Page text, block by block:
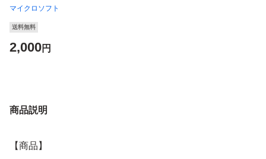
マイクロソフト
送料無料
2,000円
商品説明
【商品】